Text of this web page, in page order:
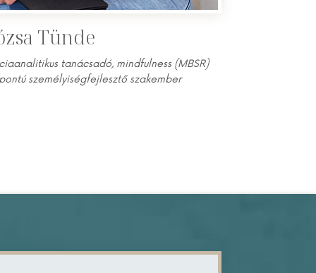
Tünde
tanácsadó, mindfulness (MBSR)
személyiségfejlesztő szakember